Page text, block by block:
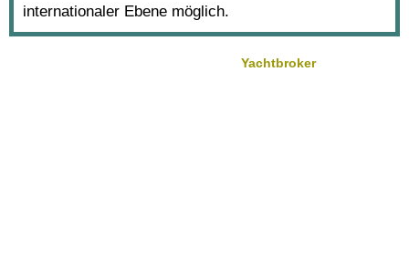
internationaler Ebene möglich.
Yachtbroker